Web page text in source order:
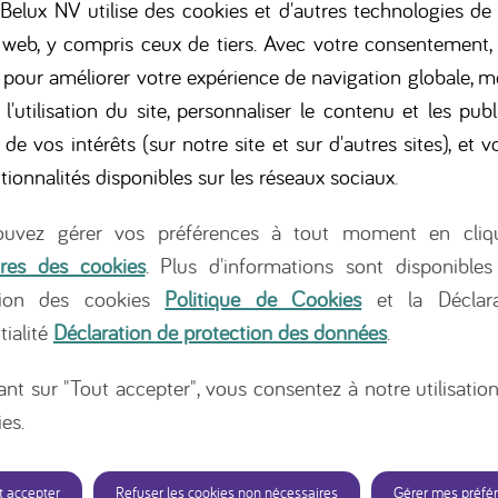
de l'allergie
de vache
de lait de vache ? Ce
n'est pas toujours
Lisez plus sur
de lait de vache.
NV utilise des cookies et d'autres technologies
y compris ceux de tiers. Avec votre
améliorer votre expérience de navigation globale,
l'utilisation du site, personnaliser le contenu et les
vos intérêts (sur notre site et sur d'autres sites), et
disponibles sur les réseaux sociaux
gérer vos préférences à tout moment en
des cookies. Plus d'informations sont
des cookies Politique de Cookieset la
Déclaration de protection des données.
sur "Tout accepter", vous consentez à notre
accepter Refuser les cookies non nécessaires Gérer mes